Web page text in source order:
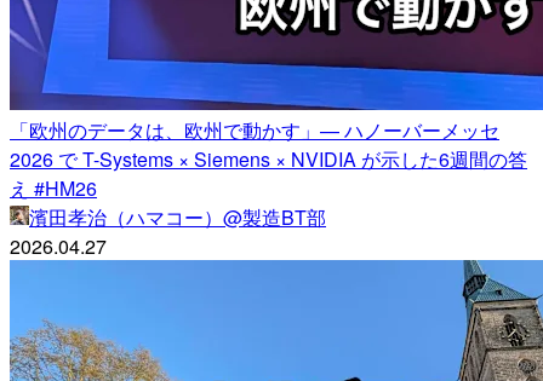
「欧州のデータは、欧州で動かす」— ハノーバーメッセ
2026 で T-Systems × Siemens × NVIDIA が示した6週間の答
え #HM26
濱田孝治（ハマコー）@製造BT部
2026.04.27